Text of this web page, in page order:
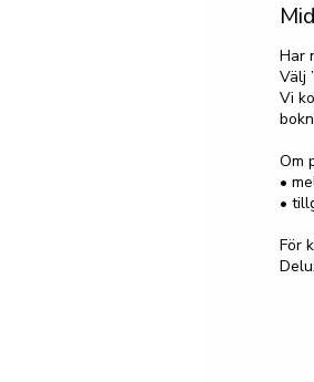
Har
Välj
Vi
Om
•
•
För